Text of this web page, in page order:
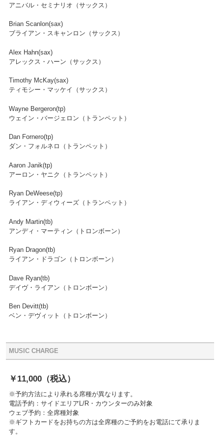
アニバル・セミナリオ（サックス）
Brian Scanlon(sax)
ブライアン・スキャンロン（サックス）
Alex Hahn(sax)
アレックス・ハーン（サックス）
Timothy McKay(sax)
ティモシー・マッケイ（サックス）
Wayne Bergeron(tp)
ウェイン・バージェロン（トランペット）
Dan Fornero(tp)
ダン・フォルネロ（トランペット）
Aaron Janik(tp)
アーロン・ヤニク（トランペット）
Ryan DeWeese(tp)
ライアン・ディウィーズ（トランペット）
Andy Martin(tb)
アンディ・マーティン（トロンボーン）
Ryan Dragon(tb)
ライアン・ドラゴン（トロンボーン）
Dave Ryan(tb)
デイヴ・ライアン（トロンボーン）
Ben Devitt(tb)
ベン・デヴィット（トロンボーン）
MUSIC CHARGE
￥11,000 （税込）
※予約方法により承れる席種が異なります。
電話予約：サイドエリアL/R・カウンターのみ対象
ウェブ予約：全席種対象
※ギフトカードをお持ちの方は全席種のご予約をお電話にて承りま
す。